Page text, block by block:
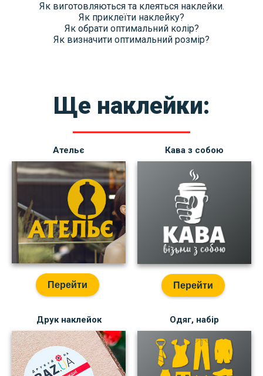
Як виготовляються та клеяться наклейки.
Як приклеїти наклейку?
Як обрати оптимальний колір?
Як визначити оптимальний розмір?
Ще наклейки:
Ательє
Перейти
Кава з собою
Перейти
Друк наклейок Одяг, набір